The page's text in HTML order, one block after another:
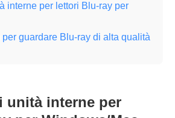
interne per lettori Blu-ray per
guardare Blu-ray di alta qualità
unità interne per